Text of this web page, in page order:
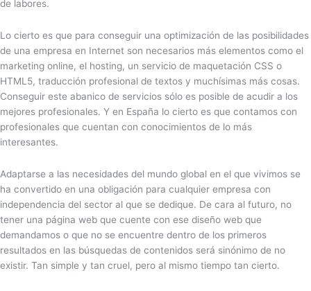
de labores.
Lo cierto es que para conseguir una optimización de las posibilidades
de una empresa en Internet son necesarios más elementos como el
marketing online, el hosting, un servicio de maquetación CSS o
HTML5, traducción profesional de textos y muchísimas más cosas.
Conseguir este abanico de servicios sólo es posible de acudir a los
mejores profesionales. Y en España lo cierto es que contamos con
profesionales que cuentan con conocimientos de lo más
interesantes.
Adaptarse a las necesidades del mundo global en el que vivimos se
ha convertido en una obligación para cualquier empresa con
independencia del sector al que se dedique. De cara al futuro, no
tener una página web que cuente con ese diseño web que
demandamos o que no se encuentre dentro de los primeros
resultados en las búsquedas de contenidos será sinónimo de no
existir. Tan simple y tan cruel, pero al mismo tiempo tan cierto.